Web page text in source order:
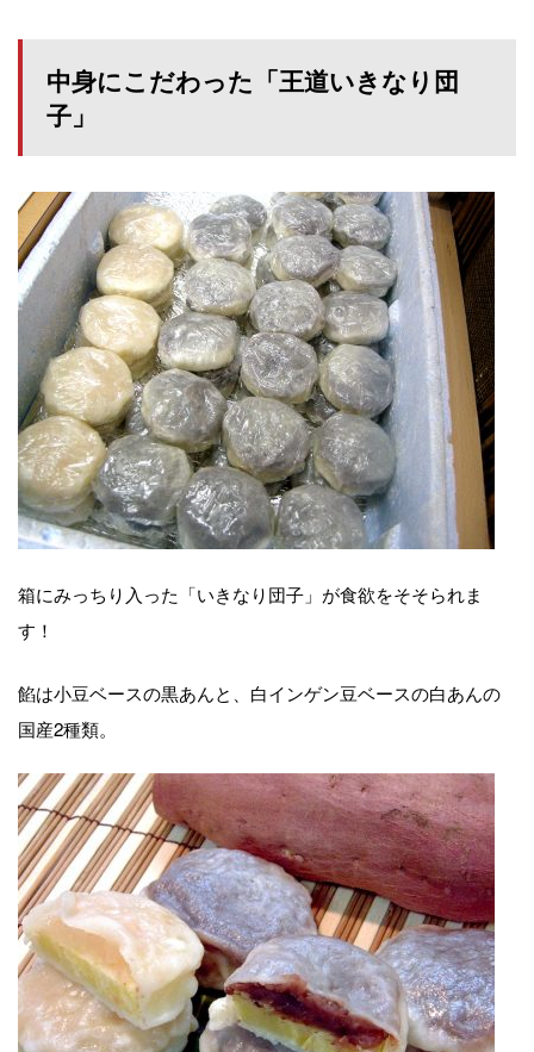
中身にこだわった「王道いきなり団
子」
箱にみっちり入った「いきなり団子」が食欲をそそられま
す！
餡は小豆ベースの黒あんと、白インゲン豆ベースの白あんの
国産2種類。